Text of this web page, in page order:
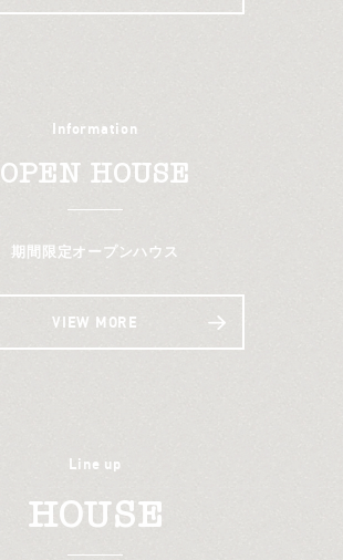
Information
OPEN HOUSE
期間限定オープンハウス
VIEW MORE
Line up
HOUSE